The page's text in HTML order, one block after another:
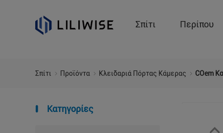
Σπίτι Περίπου
Σπίτι Προϊόντα Κλειδαριά Πόρτας Κάμερας COem
Κατηγορίες